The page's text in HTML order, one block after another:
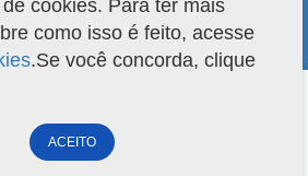
Copyright 2022 Capes. Todos os direitos reservados.
cookies. Para ter mais
como isso é feito, acesse
.Se você concorda, clique
ACEITO